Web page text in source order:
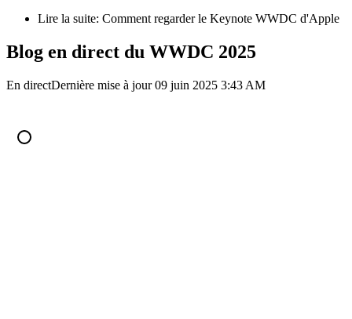
Lire la suite: Comment regarder le Keynote WWDC d'Apple
Blog en direct du WWDC 2025
En directDernière mise à jour 09 juin 2025 3:43 AM